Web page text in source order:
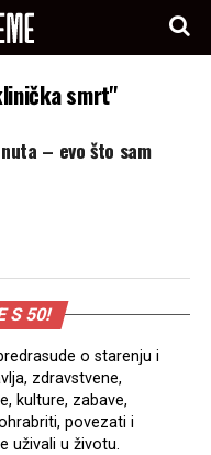
smrt"
– evo što sam
S 50!
o starenju i
zdravstvene,
kulture, zabave,
povezati i
uživali u životu.